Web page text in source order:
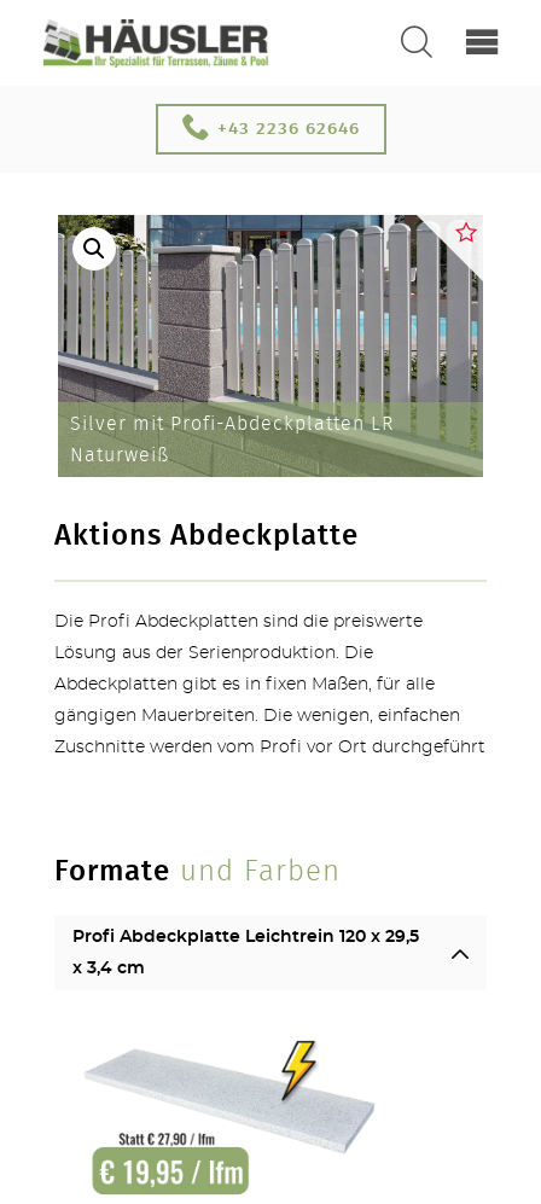
SUCHEN
KONTAKT
SERVICE & NEUHEITEN
ZÄUNE
+43 2236 62646
Silver mit Profi-Abdeckplatten LR
Naturweiß
Aktions Abdeckplatte
Die Profi Abdeckplatten sind die preiswerte
Lösung aus der Serienproduktion. Die
Abdeckplatten gibt es in fixen Maßen, für alle
gängigen Mauerbreiten. Die wenigen, einfachen
Zuschnitte werden vom Profi vor Ort durchgeführt
Formate und Farben
Profi Abdeckplatte Leichtrein 120 x 29,5
x 3,4 cm